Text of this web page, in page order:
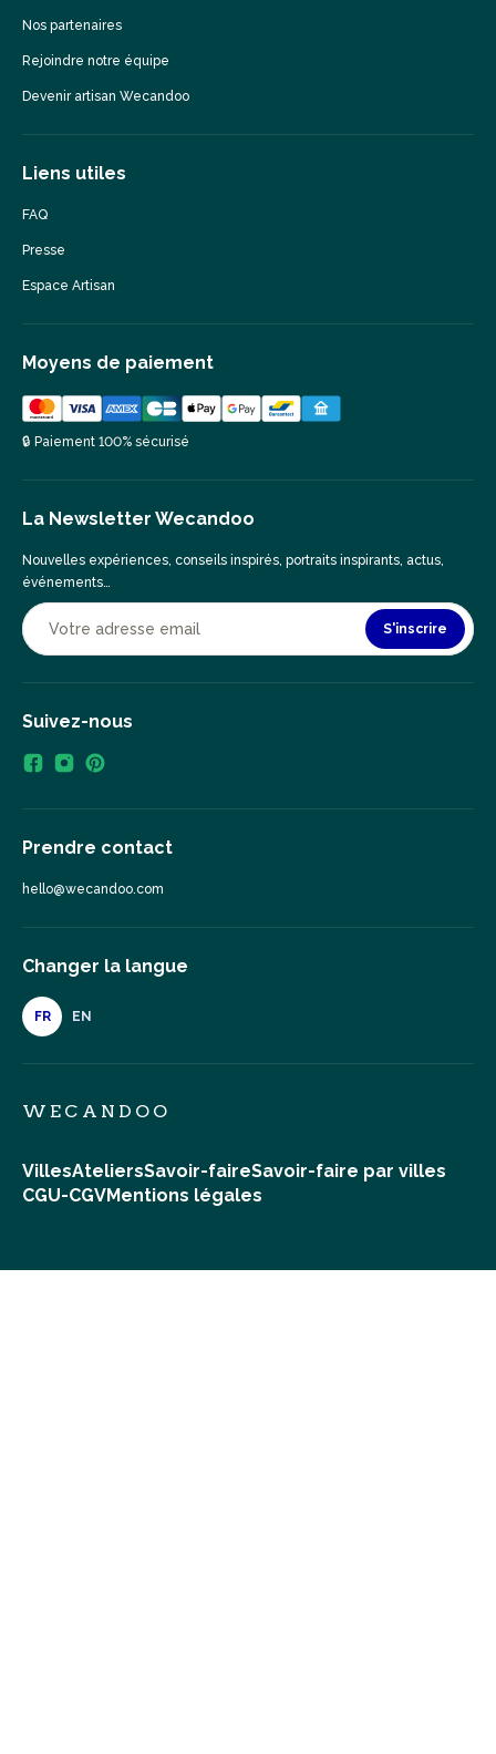
Nos partenaires
Rejoindre notre équipe
Devenir artisan Wecandoo
Liens utiles
FAQ
Presse
Espace Artisan
Moyens de paiement
🔒 Paiement 100% sécurisé
La Newsletter Wecandoo
Nouvelles expériences, conseils inspirés, portraits inspirants, actus,
événements…
S'inscrire
Suivez-nous
Prendre contact
hello@wecandoo.com
Changer la langue
FR EN
WECANDOO
VillesAteliersSavoir-faireSavoir-faire par villes
CGU-CGVMentions légales